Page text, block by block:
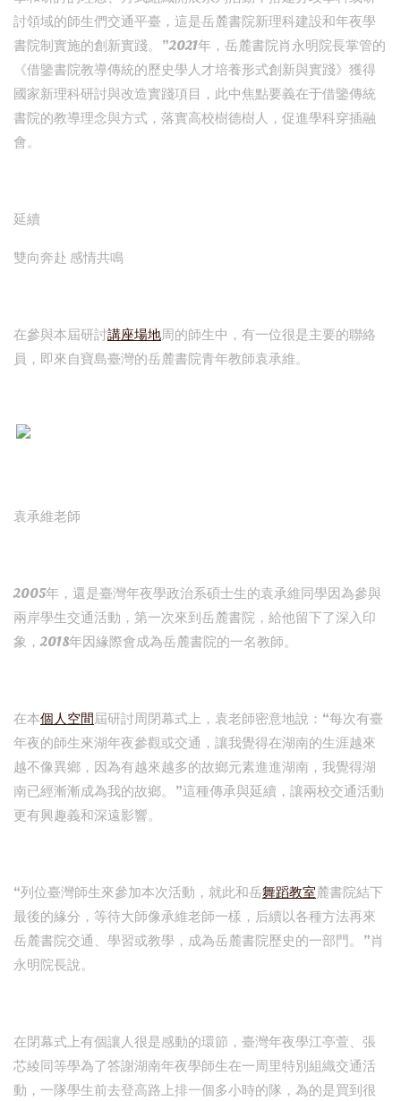
討領域的師生們交通平臺，這是岳麓書院新理科建設和年夜學
書院制實施的創新實踐。”2021年，岳麓書院肖永明院長掌管的
《借鑒書院教導傳統的歷史學人才培養形式創新與實踐》獲得
國家新理科研討與改造實踐項目，此中焦點要義在于借鑒傳統
書院的教導理念與方式，落實高校樹德樹人，促進學科穿插融
會。
延續
雙向奔赴 感情共鳴
在參與本屆研討講座場地周的師生中，有一位很是主要的聯絡
員，即來自寶島臺灣的岳麓書院青年教師袁承維。
袁承維老師
2005年，還是臺灣年夜學政治系碩士生的袁承維同學因為參與
兩岸學生交通活動，第一次來到岳麓書院，給他留下了深入印
象，2018年因緣際會成為岳麓書院的一名教師。
在本個人空間屆研討周閉幕式上，袁老師密意地說：“每次有臺
年夜的師生來湖年夜參觀或交通，讓我覺得在湖南的生涯越來
越不像異鄉，因為有越來越多的故鄉元素進進湖南，我覺得湖
南已經漸漸成為我的故鄉。”這種傳承與延續，讓兩校交通活動
更有興趣義和深遠影響。
“列位臺灣師生來參加本次活動，就此和岳舞蹈教室麓書院結下
最後的緣分，等待大師像承維老師一樣，后續以各種方法再來
岳麓書院交通、學習或教學，成為岳麓書院歷史的一部門。”肖
永明院長說。
在閉幕式上有個讓人很是感動的環節，臺灣年夜學江亭萱、張
芯綾同等學為了答謝湖南年夜學師生在一周里特別組織交通活
動，一隊學生前去登高路上排一個多小時的隊，為的是買到很